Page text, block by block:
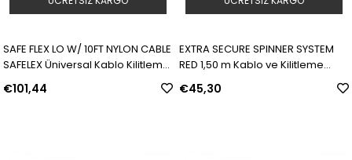
SAFE FLEX LO W/ 10FT NYLON CABLE
SAFELEX Üniversal Kablo Kilitleme
Model: 145549 | SKU: Y4072568
€101,44
EXTRA SECURE SPINNER SYSTEM
RED 1,50 m Kablo ve Kilitleme
Kilitleme | Model: 122250 | SKU:
€45,30